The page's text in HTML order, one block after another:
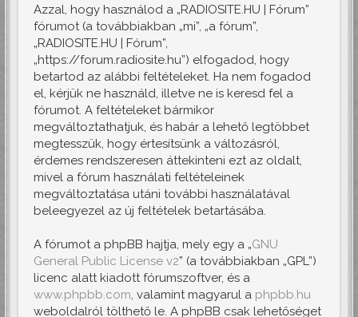
Azzal, hogy használod a „RADIOSITE.HU | Fórum”
fórumot (a továbbiakban „mi”, „a fórum”,
„RADIOSITE.HU | Fórum”,
„https://forum.radiosite.hu”) elfogadod, hogy
betartod az alábbi feltételeket. Ha nem fogadod
el, kérjük ne használd, illetve ne is keresd fel a
fórumot. A feltételeket bármikor
megváltoztathatjuk, és habár a lehető legtöbbet
megtesszük, hogy értesítsünk a változásról,
érdemes rendszeresen áttekinteni ezt az oldalt,
mivel a fórum használati feltételeinek
megváltoztatása utáni további használatával
beleegyezel az új feltételek betartásába.
A fórumot a phpBB hajtja, mely egy a „GNU
General Public License v2” (a továbbiakban „GPL”)
licenc alatt kiadott fórumszoftver, és a
www.phpbb.com, valamint magyarul a phpbb.hu
weboldalról tölthető le. A phpBB csak lehetőséget